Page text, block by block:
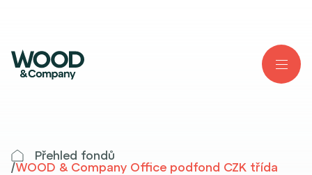
Přehled fondů
/WOOD & Company Office podfond CZK třída